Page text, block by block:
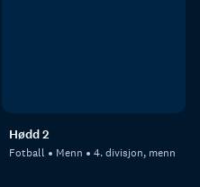
Hødd 2
Fotball Menn 4. divisjon, menn